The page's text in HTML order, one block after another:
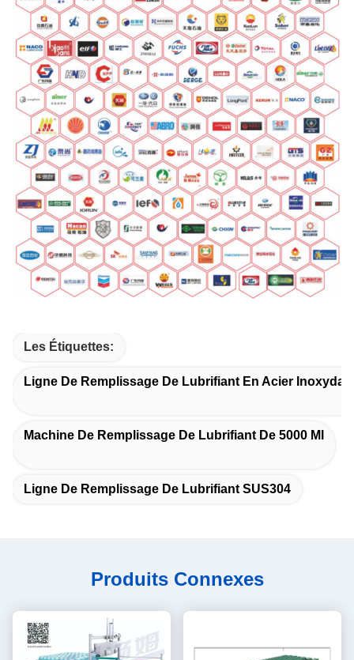
Les Étiquettes:
Ligne De Remplissage De Lubrifiant En Acier
Machine De Remplissage De Lubrifiant De 5000 Ml
Ligne De Remplissage De Lubrifiant SUS304
Produits Connexes